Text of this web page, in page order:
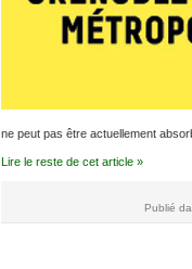
ne peut pas être actuellement
Lire le reste de cet article »
Publié